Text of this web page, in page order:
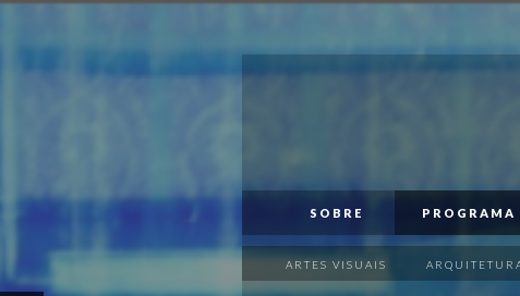
PROGRAMA
VISITAR
SOBRE PROGRAMA
ARTES VISUAIS